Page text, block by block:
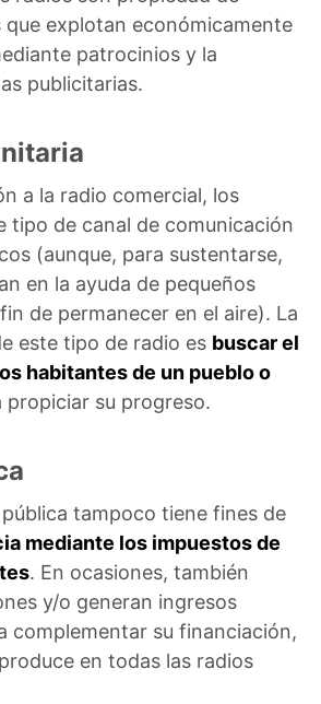
que explotan económicamente
patrocinios y la
publicitarias.
a la radio comercial, los
tipo de canal de comunicación
(aunque, para sustentarse,
en la ayuda de pequeños
de permanecer en el aire). La
este tipo de radio es buscar el
habitantes de un pueblo o
propiciar su progreso.
tampoco tiene fines de
mediante los impuestos de
. En ocasiones, también
y/o generan ingresos
complementar su financiación,
en todas las radios